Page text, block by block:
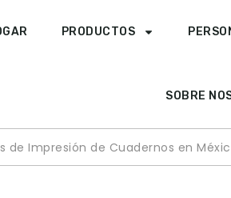
PRODUCTOS
SOBRE
de Impresión de Cuadernos en